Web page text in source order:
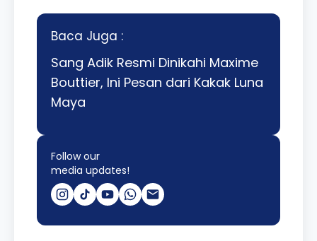
Baca Juga :
Sang Adik Resmi Dinikahi Maxime
Bouttier, Ini Pesan dari Kakak Luna
Maya
Follow our
media updates!